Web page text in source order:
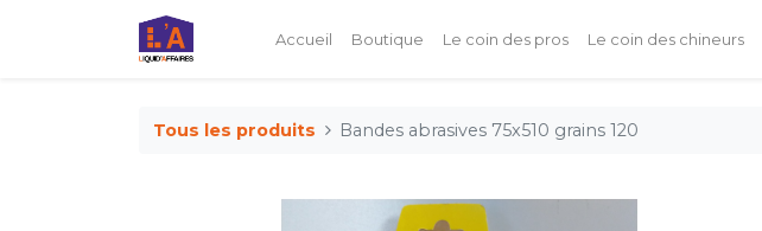
Accueil Boutique Le coin des pros Le coin des chineurs
Tous les produits Bandes abrasives 75x510 grains 120